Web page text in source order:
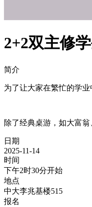
2+2双主修
简介
为了让大家在繁忙的学
除了经典桌游，如大富
日期
2025-11-14
时间
下午2时30分开始
地点
中大李兆基楼515
报名